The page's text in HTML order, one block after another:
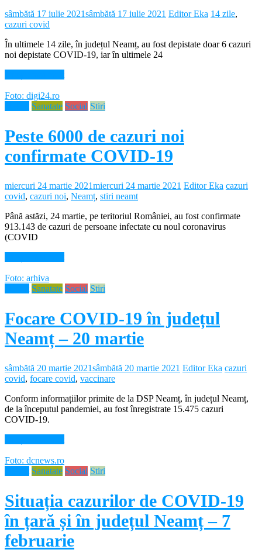
sâmbătă 17 iulie 2021sâmbătă 17 iulie 2021 Editor Eka 14 zile,
cazuri covid
În ultimele 14 zile, în județul Neamț, au fost depistate doar 6 cazuri
noi depistate COVID-19, iar în ultimele 24
Foto: digi24.ro
Sanatate Social Stiri
Peste 6000 de cazuri noi
confirmate COVID-19
miercuri 24 martie 2021miercuri 24 martie 2021 Editor Eka cazuri
covid, cazuri noi, Neamț, stiri neamt
Până astăzi, 24 martie, pe teritoriul României, au fost confirmate
913.143 de cazuri de persoane infectate cu noul coronavirus
(COVID
Foto: arhiva
Sanatate Social Stiri
Focare COVID-19 în județul
Neamț – 20 martie
sâmbătă 20 martie 2021sâmbătă 20 martie 2021 Editor Eka cazuri
covid, focare covid, vaccinare
Conform informațiilor primite de la DSP Neamț, în județul Neamț,
de la începutul pandemiei, au fost înregistrate 15.475 cazuri
COVID-19.
Foto: dcnews.ro
Sanatate Social Stiri
Situația cazurilor de COVID-19
în țară și în județul Neamț – 7
februarie